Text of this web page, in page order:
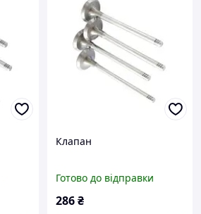
Клапан
Готово до відправки
286₴